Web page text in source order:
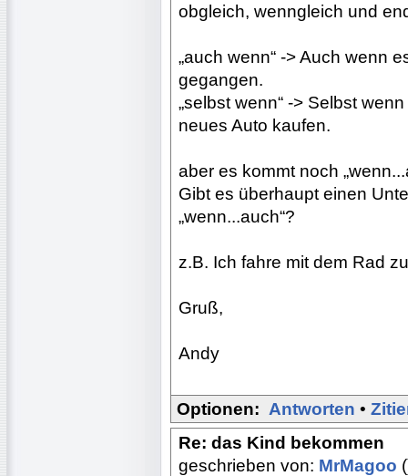
obgleich, wenngleich und
„auch wenn“ -> Auch wenn
gegangen.
„selbst wenn“ -> Selbst
neues Auto kaufen.
aber es kommt noch
Gibt es überhaupt einen
„wenn...auch“?
z.B. Ich fahre mit dem Rad
Gruß,
Andy
Optionen: Antworten •
Re: das Kind bekommen
geschrieben von: MrMagoo